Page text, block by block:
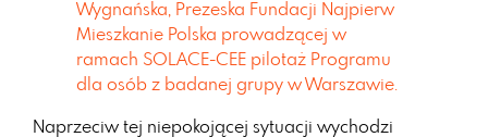
Wygnańska,
Prezeska Fundacji Najpierw
Mieszkanie Polska prowadzącej w
ramach SOLACE-CEE pilotaż Programu
dla osób z badanej grupy w Warszawie.
Naprzeciw tej niepokojącej sytuacji wychodzi